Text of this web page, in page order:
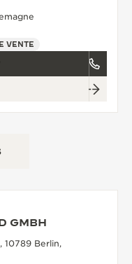
VENTE
GMBH
10789 Berlin,